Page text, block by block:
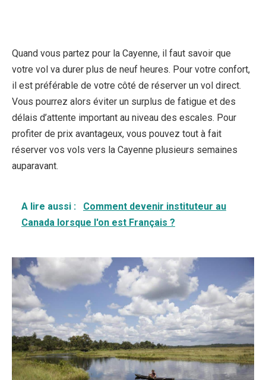
Quand vous partez pour la Cayenne, il faut savoir que
votre vol va durer plus de neuf heures. Pour votre confort,
il est préférable de votre côté de réserver un vol direct.
Vous pourrez alors éviter un surplus de fatigue et des
délais d’attente important au niveau des escales. Pour
profiter de prix avantageux, vous pouvez tout à fait
réserver vos vols vers la Cayenne plusieurs semaines
auparavant.
A lire aussi :
Comment devenir instituteur au
Canada lorsque l'on est Français ?